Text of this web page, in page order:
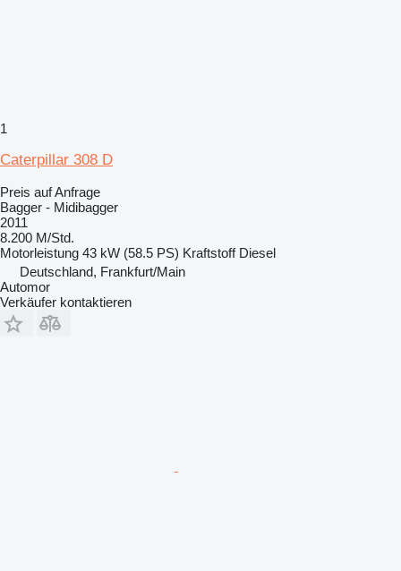
1
Caterpillar 308 D
Preis auf Anfrage
Bagger - Midibagger
2011
8.200 M/Std.
Motorleistung 43 kW (58.5 PS) Kraftstoff Diesel
Deutschland, Frankfurt/Main
Automor
Verkäufer kontaktieren